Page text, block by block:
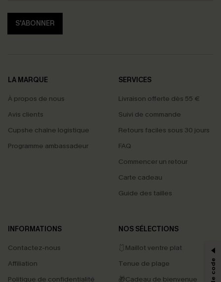
S'ABONNER
LA MARQUE
À propos de nous
Avis clients
Cupshe chaîne logistique
Programme ambassadeur
SERVICES
Livraison offerte dès 55 €
Suivi de commande
Retours faciles sous 30 jours
FAQ
Commencer un retour
Carte cadeau
Guide des tailles
INFORMATIONS
Contactez-nous
Affiliation
Politique de confidentialité
NOS SÉLECTIONS
🩱Maillot ventre plat
Tenue de plage
🎁Cadeau de bienvenue
PROFITEZ DE -15%
-15% dès 2 Achetés par E-mail
*Un code par commande, valable une seule fois.